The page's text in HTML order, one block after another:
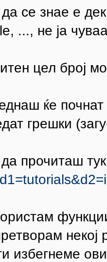
се знае е
не ја
цел број
ќе почнат
грешки
прочиташ
некој
избегнеме